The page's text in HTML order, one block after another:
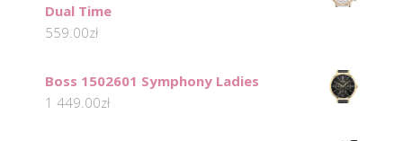
Dual Time
559.00zł
Boss 1502601 Symphony Ladies
1 449.00zł